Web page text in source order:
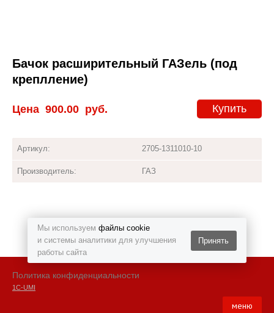
Мы используем файлы cookie
и системы аналитики для улучшения
работы сайта
Принять
Бачок расширительный ГАЗель (под
креплление)
Купить
Цена 900.00 руб.
Артикул: 2705-1311010-10
Производитель: ГАЗ
Политика конфиденциальности
1С-UMI
меню